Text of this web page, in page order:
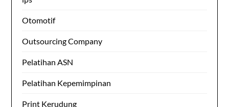
Otomotif
Outsourcing Company
Pelatihan ASN
Pelatihan Kepemimpinan
Print Kerudung